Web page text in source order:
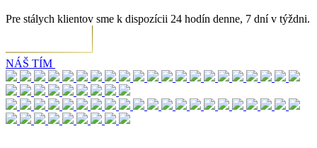
Pre stálych klientov sme k dispozícii 24 hodín denne, 7 dní v týždni.
NÁŠ TÍM